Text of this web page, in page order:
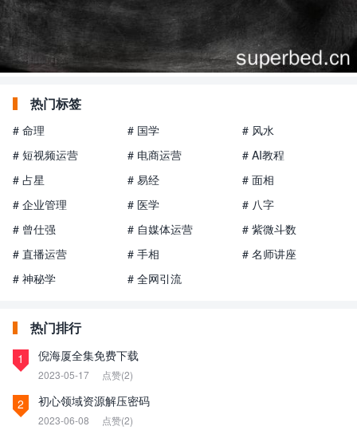
热门标签
# 命理 # 国学
# 风水
# 短视频运营
# 电商运营
# AI教程
# 占星
# 易经
# 面相
# 企业管理
# 医学
# 八字
# 曾仕强
# 自媒体运营
# 紫微斗数
# 直播运营
# 手相
# 名师讲座
# 神秘学
# 全网引流
热门排行
1 倪海厦全集免费下载
2023-05-17 点赞(2)
2 初心领域资源解压密码
2023-06-08 点赞(2)